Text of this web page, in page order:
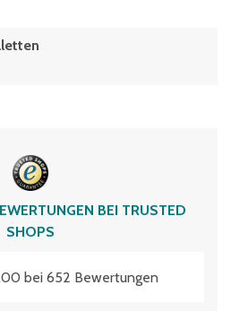
BEI TRUSTED
SHOPS
bei 652 Bewertungen